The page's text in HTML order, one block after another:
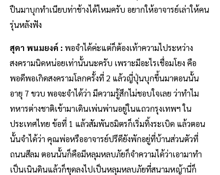
ปืนมาบุกทำเนียบท่าช้างได้ไหมครับ อยากให้อาจารย์เล่าให้คน
รุ่นหลังฟัง
สุดา พนมยงค์ : พอจำได้ค่ะแต่ก็ต้องเท้าความไประหว่าง
สงครามนิดหน่อยเท่านั้นนะครับ เพราะมีอะไรเชื่อมโยง คือ
พอดีพอเกิดสงครามโลกครั้งที่ 2 แล้วญี่ปุ่นบุกขึ้นมาตอนนั้น
อายุ 7 ขวบ พอจะจำได้ว่า มีความรู้สึกไม่ชอบใจเลย ว่าทำไม
ทหารต่างชาติเข้ามาเดินเพ่นพ่านอยู่ในแถวกรุงเทพฯ ใน
ประเทศไทย ข้อที่ 1 แล้วสัมพันธมิตรก็เริ่มทิ้งระเบิด แล้วตอน
นั้นจำได้ว่า คุณพ่อหรืออาจารย์ปรีดียังพักอยู่ที่บ้านส่วนตัวที่
ถนนสีลม ตอนนั้นก็คือมีหลุมหลบภัยก็จำความได้ว่าเอามาทำ
เป็นเนินดินแล้วก็ขุดลงไปเป็นหลุมหลบภัยที่สนามหญ้านี่ก็